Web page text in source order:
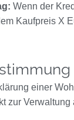
Wenn der
Kaufpreis X
einer
zur